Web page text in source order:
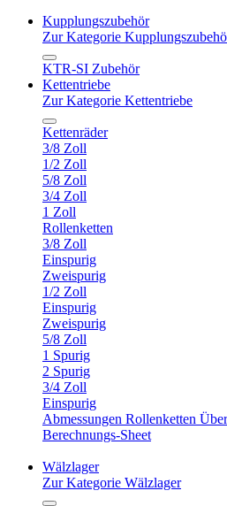
Kupplungszubehör
Zur Kategorie
KTR-SI Zubehör
Kettentriebe
Zur Kategorie Kettentriebe
Kettenräder
3/8 Zoll
1/2 Zoll
5/8 Zoll
3/4 Zoll
1 Zoll
Rollenketten
3/8 Zoll
Einspurig
Zweispurig
1/2 Zoll
Einspurig
Zweispurig
5/8 Zoll
1 Spurig
2 Spurig
3/4 Zoll
Einspurig
Abmessungen Rollenketten
Berechnungs-Sheet
Wälzlager
Zur Kategorie Wälzlager